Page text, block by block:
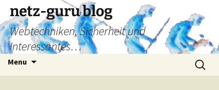
Skip
content
netz-guru blog
Webtechniken, Sicherheit und
Interessantes…
Menu
Search
for: